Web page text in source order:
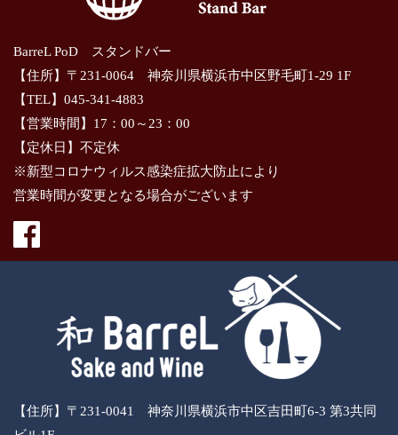
BarreL PoD スタンドバー
【住所】〒231-0064 神奈川県横浜市中区野毛町1-29 1F
【TEL】045-341-4883
【営業時間】17：00～23：00
【定休日】不定休
※新型コロナウィルス感染症拡大防止により
営業時間が変更となる場合がございます
【住所】〒231-0041 神奈川県横浜市中区吉田町6-3 第3共同